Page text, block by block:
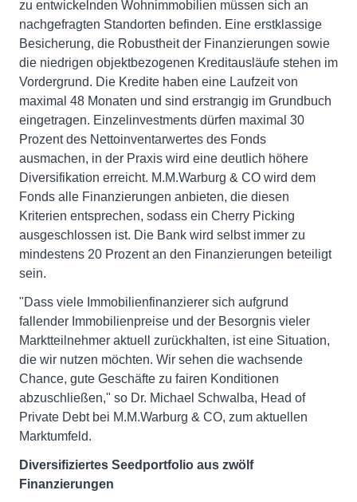
zu entwickelnden Wohnimmobilien müssen sich an
nachgefragten Standorten befinden. Eine erstklassige
Besicherung, die Robustheit der Finanzierungen sowie
die niedrigen objektbezogenen Kreditausläufe stehen im
Vordergrund. Die Kredite haben eine Laufzeit von
maximal 48 Monaten und sind erstrangig im Grundbuch
eingetragen. Einzelinvestments dürfen maximal 30
Prozent des Nettoinventarwertes des Fonds
ausmachen, in der Praxis wird eine deutlich höhere
Diversifikation erreicht. M.M.Warburg & CO wird dem
Fonds alle Finanzierungen anbieten, die diesen
Kriterien entsprechen, sodass ein Cherry Picking
ausgeschlossen ist. Die Bank wird selbst immer zu
mindestens 20 Prozent an den Finanzierungen beteiligt
sein.
"Dass viele Immobilienfinanzierer sich aufgrund
fallender Immobilienpreise und der Besorgnis vieler
Marktteilnehmer aktuell zurückhalten, ist eine Situation,
die wir nutzen möchten. Wir sehen die wachsende
Chance, gute Geschäfte zu fairen Konditionen
abzuschließen," so Dr. Michael Schwalba, Head of
Private Debt bei M.M.Warburg & CO, zum aktuellen
Marktumfeld.
Diversifiziertes Seedportfolio aus zwölf
Finanzierungen